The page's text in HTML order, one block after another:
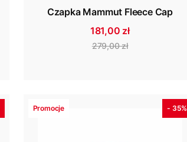
Czapka Mammut Fleece Cap
181,00 zł
279,00 zł
Promocje - 35%